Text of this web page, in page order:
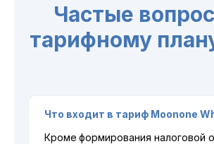
Частые
тарифному
Что входит в тариф Moonone
Кроме формирования налоговой